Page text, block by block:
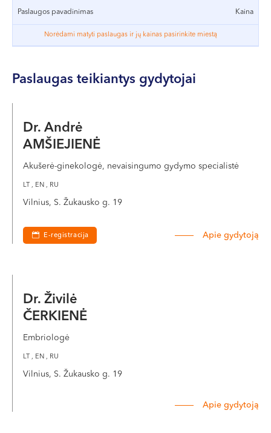
VI, VII --
Paslaugos pavadinimas Kaina
Norėdami matyti paslaugas ir jų kainas pasirinkite miestą
Paslaugas teikiantys gydytojai
Dr. Andrė
AMŠIEJIENĖ
Akušerė-ginekologė, nevaisingumo gydymo specialistė
LT , EN , RU
Vilnius, S. Žukausko g. 19
E-registracija Apie gydytoją
Dr. Živilė
ČERKIENĖ
Embriologė
LT , EN , RU
Vilnius, S. Žukausko g. 19
Apie gydytoją